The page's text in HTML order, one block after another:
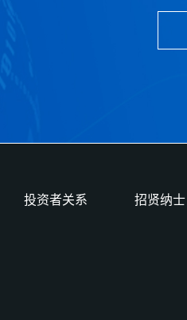
投资者关系 招贤纳士